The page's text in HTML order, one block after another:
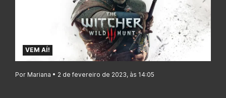
VEM AÍ!
Por Mariana • 2 de fevereiro de 2023, às 14:05